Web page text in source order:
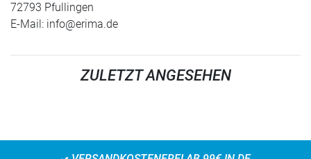
72793 Pfullingen
E-Mail: info@erima.de
ZULETZT ANGESEHEN